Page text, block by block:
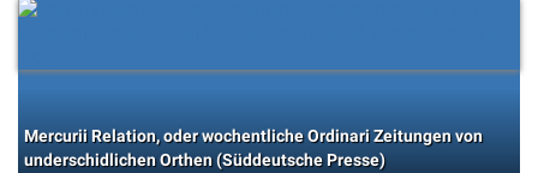
Mercurii Relation, oder wochentliche Ordinari Zeitungen von
underschidlichen Orthen (Süddeutsche Presse)